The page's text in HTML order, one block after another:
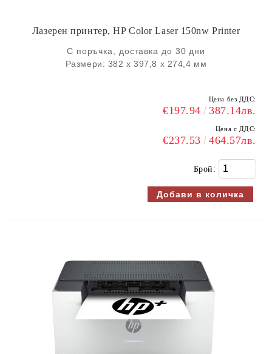
Лазерен принтер, HP Color Laser 150nw Printer
С поръчка, доставка до 30 дни
Размери: 382 x 397,8 x 274,4 мм
Цена без ДДС:
€197.94 387.14лв.
Цена с ДДС:
€237.53 464.57лв.
Брой: